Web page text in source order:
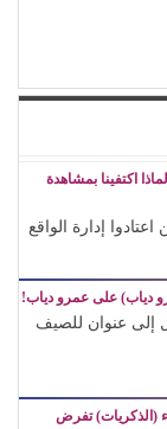
اكتفينا بمشاهدة
إدارة الواقع
دياب) على عمرو دياب!
إلى عنوان للصيف
(الذكريات) تفرض